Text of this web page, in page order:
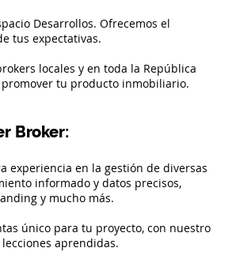
Desarrollos. Ofrecemos el
tus expectativas.
locales y en toda la República
tu producto inmobiliario.
Broker:
experiencia en la gestión de diversas
informado y datos precisos,
y mucho más.
único para tu proyecto, con nuestro
aprendidas.